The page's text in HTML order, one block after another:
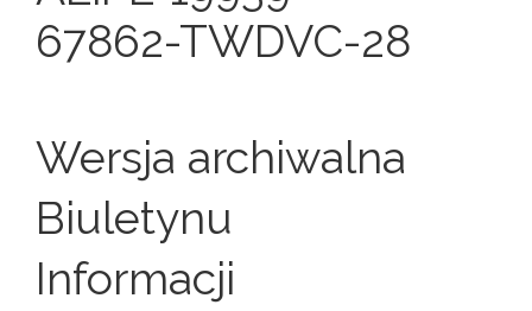
67862-TWDVC-28
Wersja archiwalna
Biuletynu
Informacji